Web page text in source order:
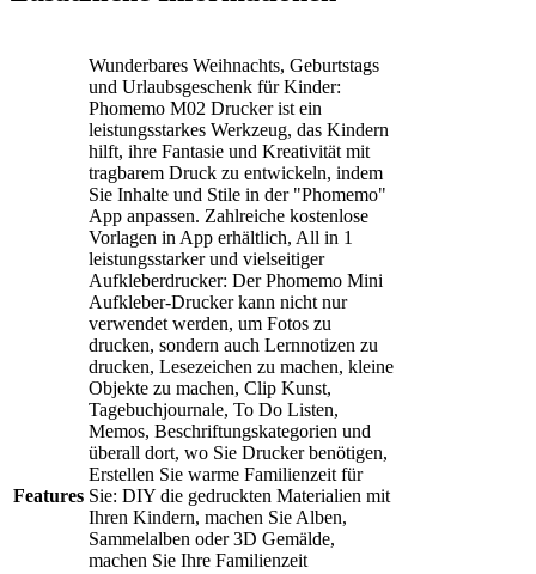
Features
Wunderbares Weihnachts, Geburtstags
und Urlaubsgeschenk für Kinder:
Phomemo M02 Drucker ist ein
leistungsstarkes Werkzeug, das Kindern
hilft, ihre Fantasie und Kreativität mit
tragbarem Druck zu entwickeln, indem
Sie Inhalte und Stile in der "Phomemo"
App anpassen. Zahlreiche kostenlose
Vorlagen in App erhältlich, All in 1
leistungsstarker und vielseitiger
Aufkleberdrucker: Der Phomemo Mini
Aufkleber-Drucker kann nicht nur
verwendet werden, um Fotos zu
drucken, sondern auch Lernnotizen zu
drucken, Lesezeichen zu machen, kleine
Objekte zu machen, Clip Kunst,
Tagebuchjournale, To Do Listen,
Memos, Beschriftungskategorien und
überall dort, wo Sie Drucker benötigen,
Erstellen Sie warme Familienzeit für
Sie: DIY die gedruckten Materialien mit
Ihren Kindern, machen Sie Alben,
Sammelalben oder 3D Gemälde,
machen Sie Ihre Familienzeit